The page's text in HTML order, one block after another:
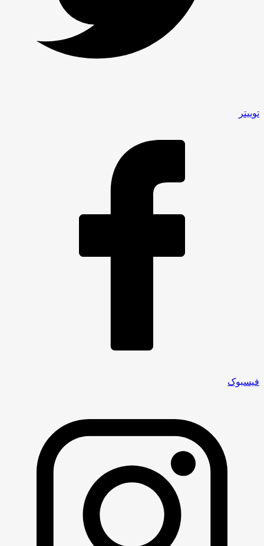
توییتر
فیسبوک